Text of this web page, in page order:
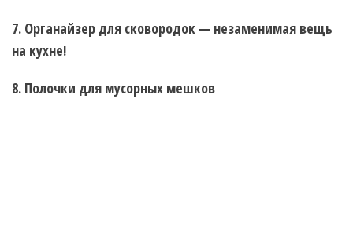
7. Органайзер для сковородок — незаменимая вещь
на кухне!
8. Полочки для мусорных мешков